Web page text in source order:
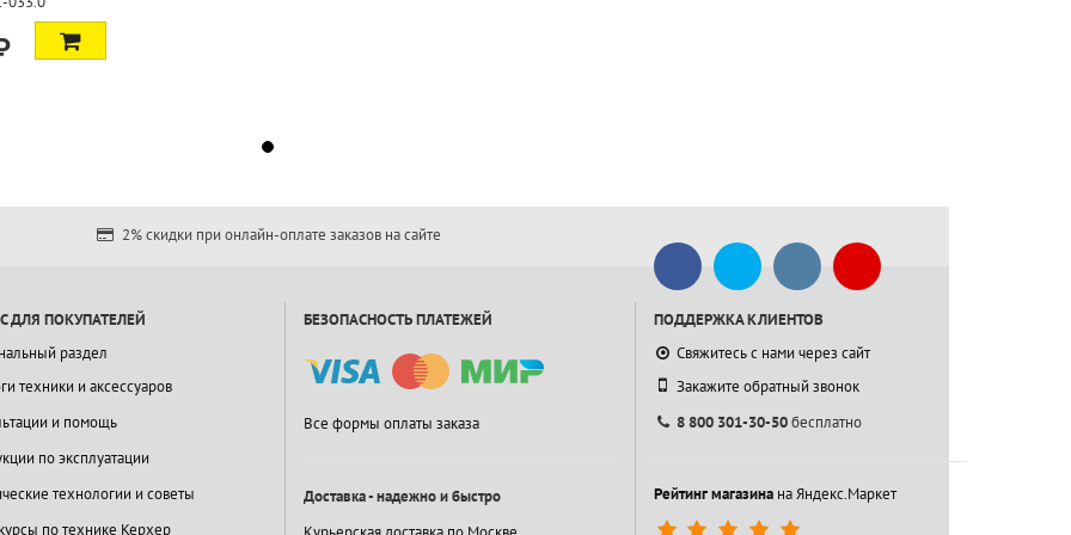
2% скидки при онлайн-оплате заказов на сайте
ДЛЯ ПОКУПАТЕЛЕЙ
раздел
техники и аксессуаров
и помощь
по эксплуатации
технологии и советы
по технике Керхер
БЕЗОПАСНОСТЬ ПЛАТЕЖЕЙ
Все формы оплаты заказа
Доставка - надежно и быстро
ПОДДЕРЖКА КЛИЕНТОВ
Свяжитесь с нами через сайт
Закажите обратный звонок
8 800 301-30-50бесплатно
Рейтинг магазинана Яндекс.Маркет